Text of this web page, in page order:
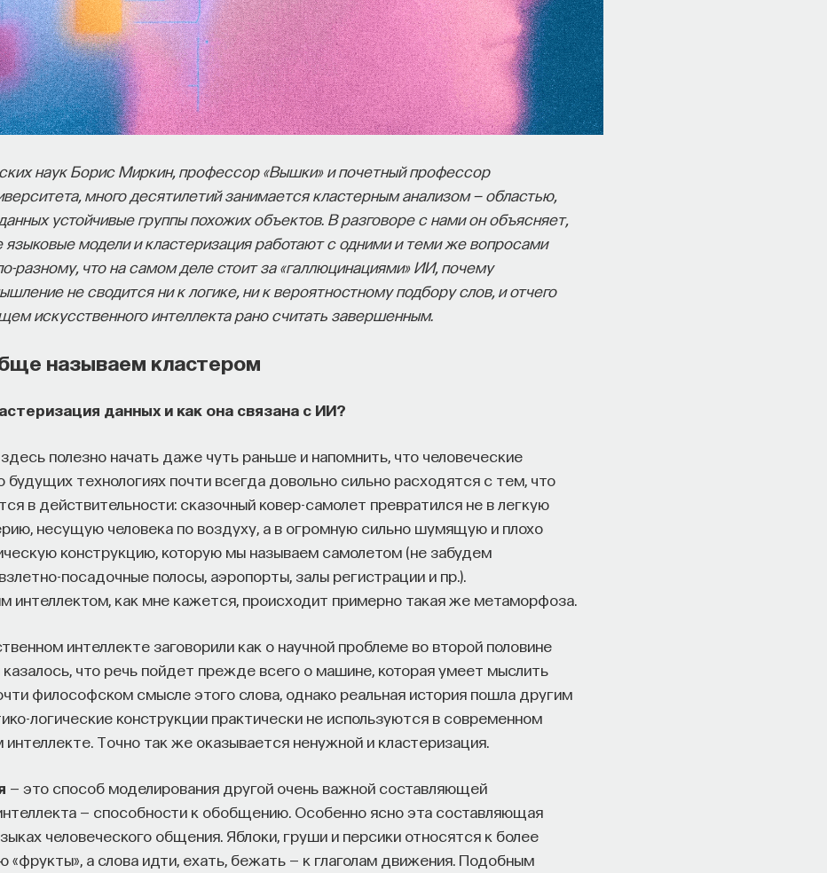
наук Борис Миркин, профессор «Вышки» и почетный профессор
много десятилетий занимается кластерным анализом — областью,
устойчивые группы похожих объектов. В разговоре с нами он объясняет,
модели и кластеризация работают с одними и теми же вопросами
разному, что на самом деле стоит за «галлюцинациями» ИИ, почему
не сводится ни к логике, ни к вероятностному подбору слов, и отчего
искусственного интеллекта рано считать завершенным.
называем кластером
данных и как она связана с ИИ?
полезно начать даже чуть раньше и напомнить, что человеческие
будущих технологиях почти всегда довольно сильно расходятся с тем, что
в действительности: сказочный ковер-самолет превратился не в легкую
несущую человека по воздуху, а в огромную сильно шумящую и плохо
конструкцию, которую мы называем самолетом (не забудем
посадочные полосы, аэропорты, залы регистрации и пр.).
интеллектом, как мне кажется, происходит примерно такая же метаморфоза.
интеллекте заговорили как о научной проблеме во второй половине
казалось, что речь пойдет прежде всего о машине, которая умеет мыслить
философском смысле этого слова, однако реальная история пошла другим
логические конструкции практически не используются в современном
интеллекте. Точно так же оказывается ненужной и кластеризация.
— это способ моделирования другой очень важной составляющей
— способности к обобщению. Особенно ясно эта составляющая
человеческого общения. Яблоки, груши и персики относятся к более
а слова идти, ехать, бежать — к глаголам движения. Подобным